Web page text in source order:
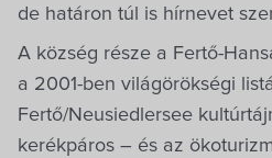
de határon túl is hírnevet
A község része a Fertő-
a 2001-ben világörökségi
Fertő/Neusiedlersee
kerékpáros – és az